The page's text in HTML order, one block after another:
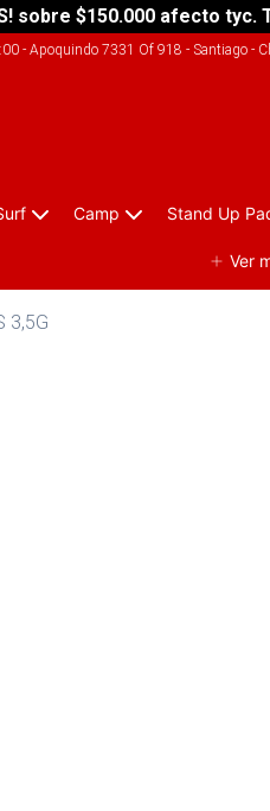
sobre $150.000 afecto
- Apoquindo 7331 Of 918 - Santiago -
Camp Stand Up
Ver
3,5G